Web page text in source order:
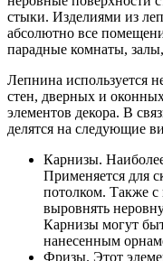
стыки. Изделиями из
абсолютно все
парадные комнаты,
Лепнина используется
стен, дверных и
элементов декора. В
делятся на следующие
Карнизы.
Применяется для
потолком. Также
выровнять
Карнизы могут
нанесенным
Фризы. Этот